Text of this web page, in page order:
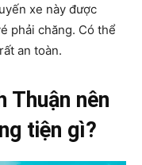
xe này được
phải chăng. Có thể
an toàn.
Thuận nên
tiện gì?